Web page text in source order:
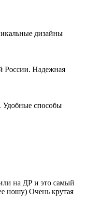
дизайны
России. Надежная
Удобные способы
на ДР и это самый
ношу) Очень крутая